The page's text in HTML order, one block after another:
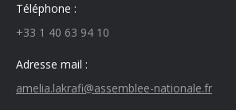
Téléphone :
+33 1 40 63 94 10
Adresse mail :
amelia.lakrafi@assemblee-nationale.fr